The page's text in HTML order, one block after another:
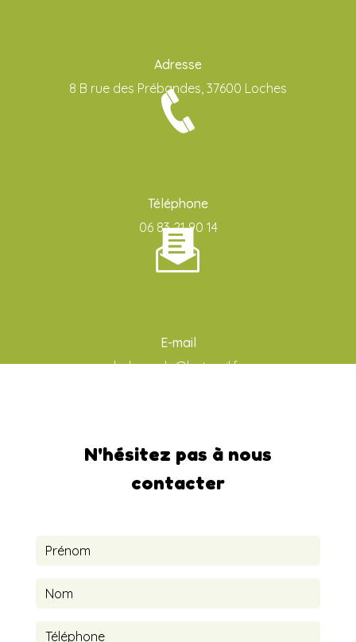
Adresse
8 B rue des Prébandes, 37600 Loches
Téléphone
06 83 21 90 14
E-mail
ludo-aude@hotmail.fr
N'hésitez pas à nous
contacter